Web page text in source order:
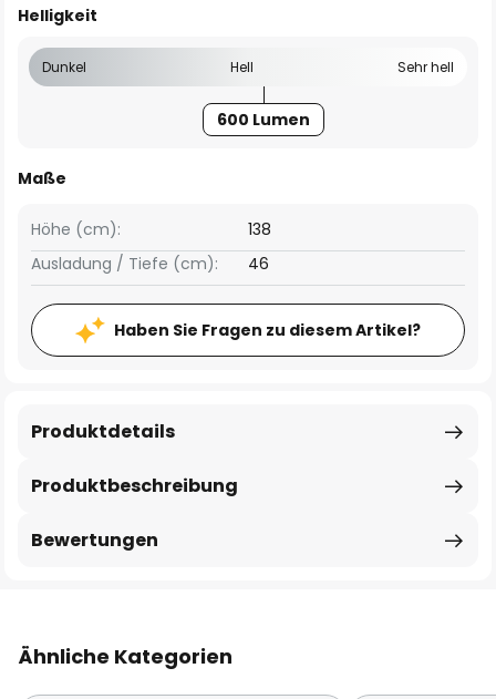
Helligkeit
Dunkel Hell Sehr hell
600 Lumen
Maße
Höhe (cm):
138
Ausladung / Tiefe (cm):
46
Haben Sie Fragen zu diesem Artikel?
Produktbeschreibung
Produktdetails
Bewertungen
Ähnliche Kategorien